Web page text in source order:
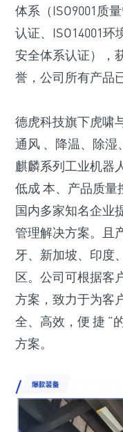
体系（ISO9001质
认证、ISO14001环
安全体系认证），
誉，公司所有产品
德虎科技旗下虎啸
通风 、降温、除湿
麒麟系列工业机器
低成 本、产品质量
国内多家知名企业
管理解决方案。且
牙、新加坡、印度
区。公司可根据客
方案，致力于为客
全、高效，便 捷 ”
方案。